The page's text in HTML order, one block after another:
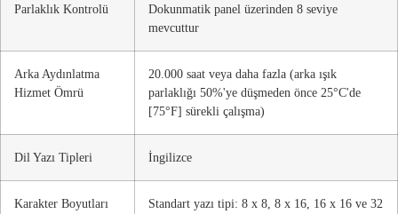
Parlaklık Kontrolü
Dokunmatik panel üzerinden 8 seviye
mevcuttur
Arka Aydınlatma
Hizmet Ömrü
20.000 saat veya daha fazla (arka ışık
parlaklığı 50%'ye düşmeden önce 25°C'de
[75°F] sürekli çalışma)
Dil Yazı Tipleri İngilizce
Karakter Boyutları
Standart yazı tipi: 8 x 8, 8 x 16, 16 x 16 ve 32